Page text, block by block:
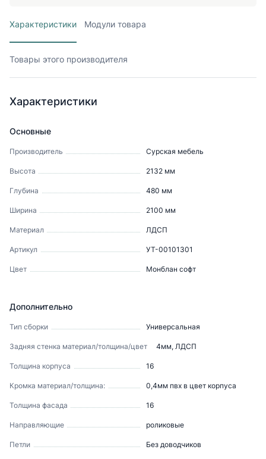
Характеристики Модули товара
Товары этого производителя
Характеристики
Основные
Производитель Сурская мебель
Высота 2132 мм
Глубина 480 мм
Ширина 2100 мм
Материал ЛДСП
Артикул УТ-00101301
Цвет Монблан софт
Дополнительно
Тип сборки Универсальная
Задняя стенка материал/толщина/цвет 4мм, ЛДСП
Толщина корпуса 16
Кромка материал/толщина: 0,4мм пвх в цвет корпуса
Толщина фасада 16
Направляющие роликовые
Петли Без доводчиков